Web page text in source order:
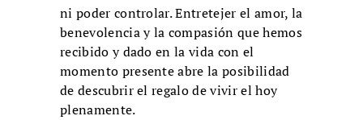
ni poder controlar. Entretejer el amor, la
benevolencia y la compasión que hemos
recibido y dado en la vida con el
momento presente abre la posibilidad
de descubrir el regalo de vivir el hoy
plenamente.